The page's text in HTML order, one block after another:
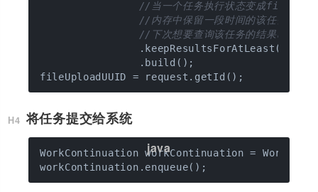
//当一个任务执行状态变成finish时
//内存中保留一段时间的该任务的结
//下次想要查询该任务的结果时，会
                .keepResultsForAtLeast(
                .build();
将任务提交给系统
WorkContinuation workContinuation =